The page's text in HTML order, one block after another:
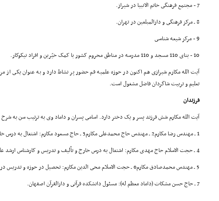
7 - مجتمع فرهنگى خاتم الانبیا در شیراز.
8 ـ مرکز فرهنگى و دارالمبلغین در تهران.
9 - مرکز شیعه شناسى
10 - بناى 110 مسجد و 110 مدرسه در مناطق محروم کشور با کمک خیّرین و افراد نیکوکار.
آیت الله مکارم شیرازى هم اکنون در حوزه علمیه قم حضور پر نشاط دارد و به عنوان یکى
تعلیم و تربیت شاگردان فاضل مشغول است.
فرزندان
آیت الله مکارم شش فرزند پسر و یک دختر دارد. اسامى پسران و داماد وى به ترتیب سن به
1 ـ مهندس رضا مکارم2 ـ مهندس حاج محمدعلى مکارم3 ـ حاج مسعود مکارم: اشتغال به درس خارج و تألیف و تحقیق
4 ـ حجت الاسلام حاج مهدى مکارم: اشتغال به درس خارج و تألیف و تدریس و کارشناس ارشد علوم سیاسى
5 ـ مهندس محمدصادق مکارم6 ـ حجت الاسلام محى الدین مکارم: تحصیل در حوزه و تدریس در حوزه و دانشگاه
7 ـ حاج حسن مشکات (داماد معظم له): مسئول دانشکده قرآنى و دارالقرآن اصفهان.